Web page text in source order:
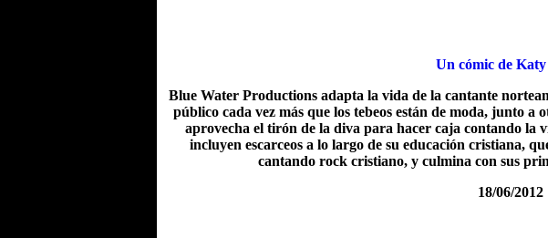
Un cómic de
Blue Water Productions adapta la vida de la cantante
público cada vez más que los tebeos están de moda, junto
aprovecha el tirón de la diva para hacer caja contando la
incluyen escarceos a lo largo de su educación cristiana,
cantando rock cristiano, y culmina con sus
18/06/2012